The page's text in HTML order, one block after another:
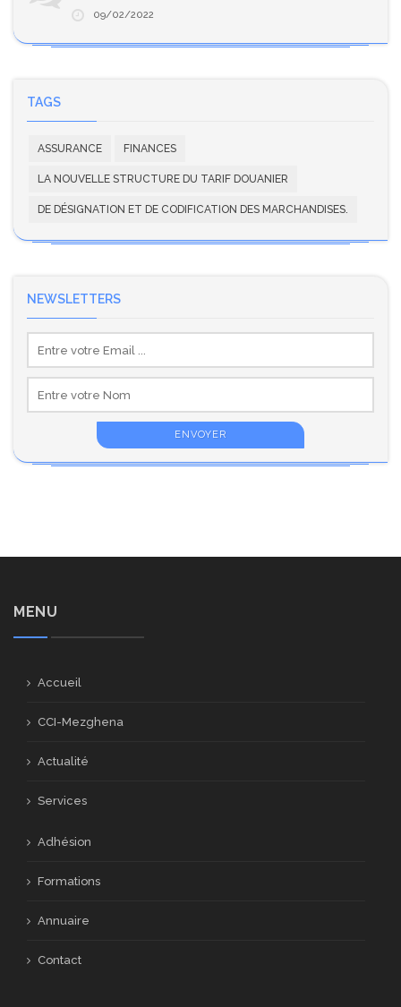
09/02/2022
TAGS
ASSURANCE FINANCES
LA NOUVELLE STRUCTURE DU TARIF DOUANIER
DE DÉSIGNATION ET DE CODIFICATION DES MARCHANDISES.
NEWSLETTERS
MENU
Accueil
CCI-Mezghena
Actualité
Services
Adhésion
Formations
Annuaire
Contact